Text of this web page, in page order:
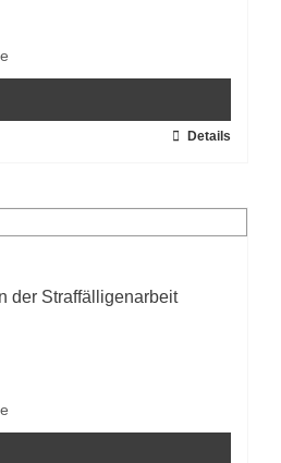
Details
der Straffälligenarbeit